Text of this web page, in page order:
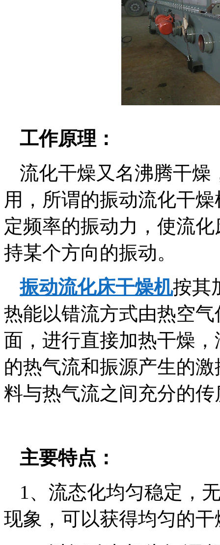
工作原理：
流化干燥又名沸腾干燥
用，所谓的振动流化干
定频率的振动力，使流
持某个方向的振动。
振动流化床干燥机按其
热能以错流方式由热空
面，进行直接加热干燥
的热气流和振源产生的
料与热气流之间充分的
主要特点：
1、流态化均匀稳定，
现象，可以获得均匀的